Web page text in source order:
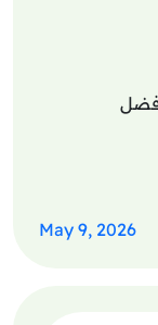
افضل
May 9, 2026